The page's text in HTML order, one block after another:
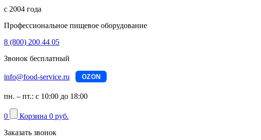
с 2004 года
Профессиональное пищевое оборудование
8 (800) 200 44 05
Звонок бесплатный
info@food-service.ru OZON
пн. – пт.: с 10:00 до 18:00
0 Корзина 0 руб.
Заказать звонок